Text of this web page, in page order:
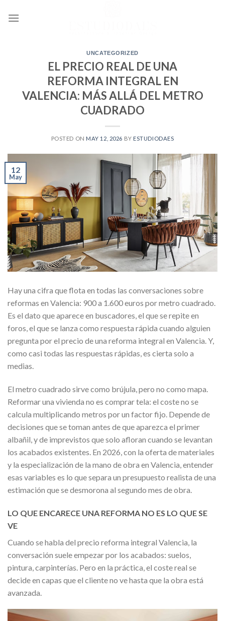
UNCATEGORIZED
EL PRECIO REAL DE UNA
REFORMA INTEGRAL EN
VALENCIA: MÁS ALLÁ DEL METRO
CUADRADO
POSTED ON MAY 12, 2026 BY ESTUDIODAES
12
May
Hay una cifra que flota en todas las conversaciones sobre
reformas en Valencia: 900 a 1.600 euros por metro cuadrado.
Es el dato que aparece en buscadores, el que se repite en
foros, el que se lanza como respuesta rápida cuando alguien
pregunta por el precio de una reforma integral en Valencia. Y,
como casi todas las respuestas rápidas, es cierta solo a
medias.
El metro cuadrado sirve como brújula, pero no como mapa.
Reformar una vivienda no es comprar tela: el coste no se
calcula multiplicando metros por un factor fijo. Depende de
decisiones que se toman antes de que aparezca el primer
albañil, y de imprevistos que solo afloran cuando se levantan
los acabados existentes. En 2026, con la oferta de materiales
y la especialización de la mano de obra en Valencia, entender
esas variables es lo que separa un presupuesto realista de una
estimación que se desmorona al segundo mes de obra.
LO QUE ENCARECE UNA REFORMA NO ES LO QUE SE
VE
Cuando se habla del precio reforma integral Valencia, la
conversación suele empezar por los acabados: suelos,
pintura, carpinterías. Pero en la práctica, el coste real se
decide en capas que el cliente no ve hasta que la obra está
avanzada.